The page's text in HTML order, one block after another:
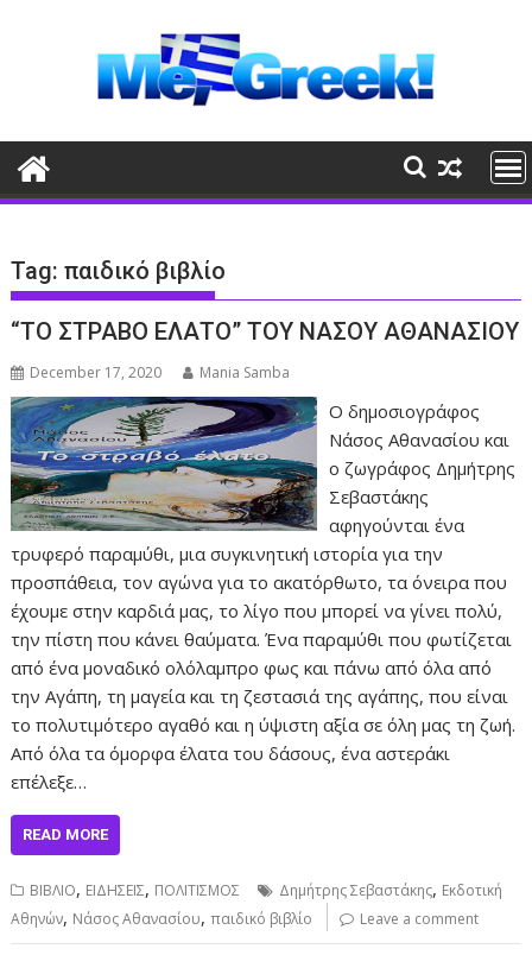
Tag:παιδικό βιβλίο
“ΤΟ ΣΤΡΑΒΟ ΕΛΑΤΟ” ΤΟΥ ΝΑΣΟΥ ΑΘΑΝΑΣΙΟΥ
December 17, 2020 Mania Samba
Ο δημοσιογράφος
Νάσος Αθανασίου και
ο ζωγράφος Δημήτρης
Σεβαστάκης
αφηγούνται ένα
τρυφερό παραμύθι, μια συγκινητική ιστορία για την
προσπάθεια, τον αγώνα για το ακατόρθωτο, τα όνειρα που
έχουμε στην καρδιά μας, το λίγο που μπορεί να γίνει πολύ,
την πίστη που κάνει θαύματα. Ένα παραμύθι που φωτίζεται
από ένα μοναδικό ολόλαμπρο φως και πάνω από όλα από
την Αγάπη, τη μαγεία και τη ζεστασιά της αγάπης, που είναι
το πολυτιμότερο αγαθό και η ύψιστη αξία σε όλη μας τη ζωή.
Από όλα τα όμορφα έλατα του δάσους, ένα αστεράκι
επέλεξε…
READ MORE
ΒΙΒΛΙΟ, ΕΙΔΗΣΕΙΣ, ΠΟΛΙΤΙΣΜΟΣ Δημήτρης Σεβαστάκης, Εκδοτική
Αθηνών, Νάσος Αθανασίου,παιδικό βιβλίο Leave a comment